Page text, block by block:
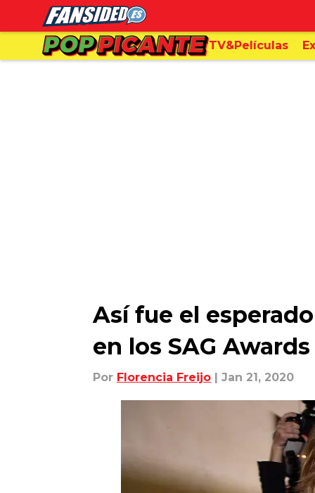
TV&Películas
Así fue el
en los SAG
Por Florencia Freijo | Jan 21, 2020